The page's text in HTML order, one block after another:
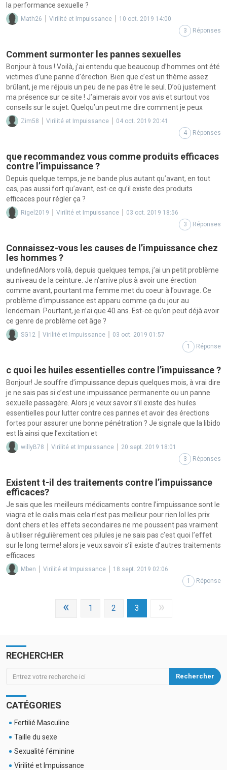
la performance sexuelle ?
Math26 Virilité et Impuissance
10 oct. 2019 14:00
3
Réponses
Comment surmonter les pannes sexuelles
Bonjour à tous ! Voilà, j’ai entendu que beaucoup d’hommes ont été
victimes d’une panne d’érection. Bien que c’est un thème assez
brûlant, je me réjouis un peu de ne pas être le seul. D’où justement
ma présence sur ce site ! J’aimerais avoir vos avis et surtout vos
conseils sur le sujet. Quelqu’un peut me dire comment je peux
Zim58 Virilité et Impuissance
04 oct. 2019 20:41
4
Réponses
que recommandez vous comme produits efficaces
contre l’impuissance ?
Depuis quelque temps, je ne bande plus autant qu’avant, en tout
cas, pas aussi fort qu’avant, est-ce qu’il existe des produits
efficaces pour régler ça ?
Rigel2019 Virilité et Impuissance
03 oct. 2019 18:56
3
Réponses
Connaissez-vous les causes de l’impuissance chez
les hommes ?
undefinedAlors voilà, depuis quelques temps, j’ai un petit problème
au niveau de la ceinture. Je n’arrive plus à avoir une érection
comme avant, pourtant ma femme met du coeur à l’ouvrage. Ce
problème d’impuissance est apparu comme ça du jour au
lendemain. Pourtant, je n’ai que 40 ans. Est-ce qu’on peut déjà avoir
ce genre de problème cet âge ?
SG12 Virilité et Impuissance
03 oct. 2019 01:57
1
Réponse
c quoi les huiles essentielles contre l’impuissance ?
Bonjour! Je souffre d’impuissance depuis quelques mois, à vrai dire
je ne sais pas si c’est une impuissance permanente ou un panne
sexuelle passagère. Alors je veux savoir s’il existe des huiles
essentielles pour lutter contre ces pannes et avoir des érections
fortes pour assurer une bonne pénétration ? Je signale que la libido
est là ainsi que l’excitation et
willyB78 Virilité et Impuissance
20 sept. 2019 18:01
3
Réponses
Existent t-il des traitements contre l’impuissance
efficaces?
Je sais que les meilleurs médicaments contre l’impuissance sont le
viagra et le cialis mais cela n’est pas meilleur pour rien lol les prix
dont chers et les effets secondaires ne me poussent pas vraiment
à utiliser régulièrement ces pilules je ne sais pas c’est quoi l’effet
sur le long terme! alors je veux savoir s’il existe d’autres traitements
efficaces
Mben Virilité et Impuissance
18 sept. 2019 02:06
1
Réponse
« 1 2 3 »
RECHERCHER
Rechercher
CATÉGORIES
Fertilié Masculine
Taille du sexe
Sexualité féminine
Virilité et Impuissance